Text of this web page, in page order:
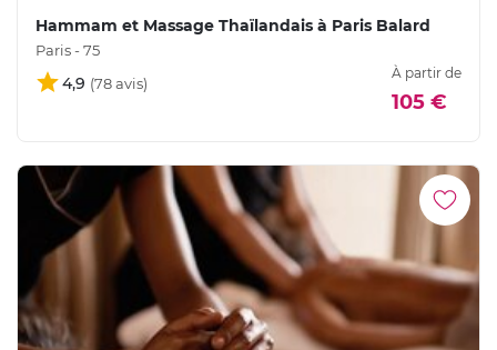
Hammam et Massage Thaïlandais à Paris Balard
Paris - 75
4,9
À partir de
105 €